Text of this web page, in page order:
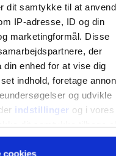
dit samtykke til at
IP-adresse, ID og din
marketingformål. Disse
der
din enhed for at vise dig
indhold, foretage
og udvikle
indstillinger og i vores
eller ved at
cookies
USD. Markedet
lidt langsommere
120 mia.
største marked på
for USA med